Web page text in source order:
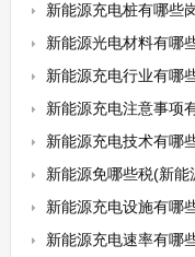
新能源充电桩有哪些
新能源光电材料有哪
新能源充电行业有哪
新能源充电注意事项
新能源充电技术有哪
新能源免哪些税(新能
新能源充电设施有哪
新能源充电速率有哪